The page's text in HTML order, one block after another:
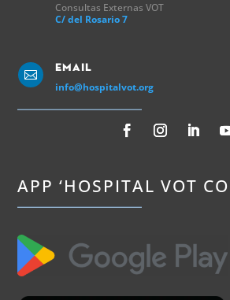
Consultas Externas VOT
C/ del Rosario 7

Email
info@hospitalvot.org
APP ‘HOSPITAL VOT